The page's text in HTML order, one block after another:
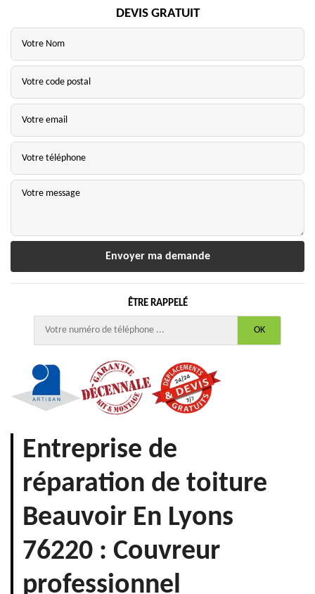
DEVIS GRATUIT
ÊTRE RAPPELÉ
Entreprise de
réparation de toiture
Beauvoir En Lyons
76220 : Couvreur
professionnel